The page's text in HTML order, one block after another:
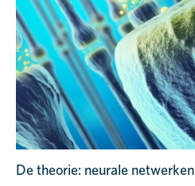
De theorie: neurale netwerken